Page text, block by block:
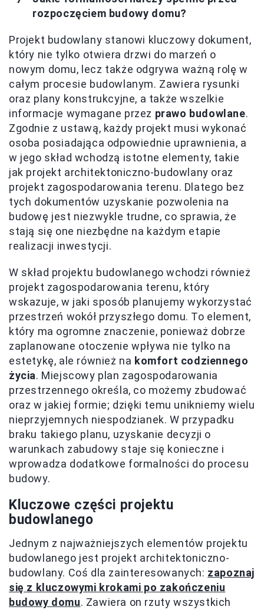
rozpoczęciem budowy domu?
Projekt budowlany stanowi kluczowy dokument,
który nie tylko otwiera drzwi do marzeń o
nowym domu, lecz także odgrywa ważną rolę w
całym procesie budowlanym. Zawiera rysunki
oraz plany konstrukcyjne, a także wszelkie
informacje wymagane przez prawo budowlane.
Zgodnie z ustawą, każdy projekt musi wykonać
osoba posiadająca odpowiednie uprawnienia, a
w jego skład wchodzą istotne elementy, takie
jak projekt architektoniczno-budowlany oraz
projekt zagospodarowania terenu. Dlatego bez
tych dokumentów uzyskanie pozwolenia na
budowę jest niezwykle trudne, co sprawia, że
stają się one niezbędne na każdym etapie
realizacji inwestycji.
W skład projektu budowlanego wchodzi również
projekt zagospodarowania terenu, który
wskazuje, w jaki sposób planujemy wykorzystać
przestrzeń wokół przyszłego domu. To element,
który ma ogromne znaczenie, ponieważ dobrze
zaplanowane otoczenie wpływa nie tylko na
estetykę, ale również na komfort codziennego
życia. Miejscowy plan zagospodarowania
przestrzennego określa, co możemy zbudować
oraz w jakiej formie; dzięki temu unikniemy wielu
nieprzyjemnych niespodzianek. W przypadku
braku takiego planu, uzyskanie decyzji o
warunkach zabudowy staje się konieczne i
wprowadza dodatkowe formalności do procesu
budowy.
Kluczowe części projektu
budowlanego
Jednym z najważniejszych elementów projektu
budowlanego jest projekt architektoniczno-
budowlany. Coś dla zainteresowanych: zapoznaj
się z kluczowymi krokami po zakończeniu
budowy domu. Zawiera on rzuty wszystkich